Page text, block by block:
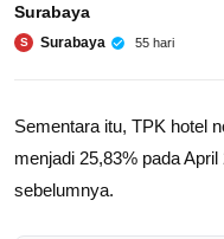
Surabaya
S Surabaya 55 hari
Sementara itu, TPK hotel
menjadi 25,83% pada
sebelumnya.